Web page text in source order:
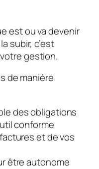
est ou va devenir
subir, c’est
gestion.
de manière
des obligations
conforme
et de vos
être autonome